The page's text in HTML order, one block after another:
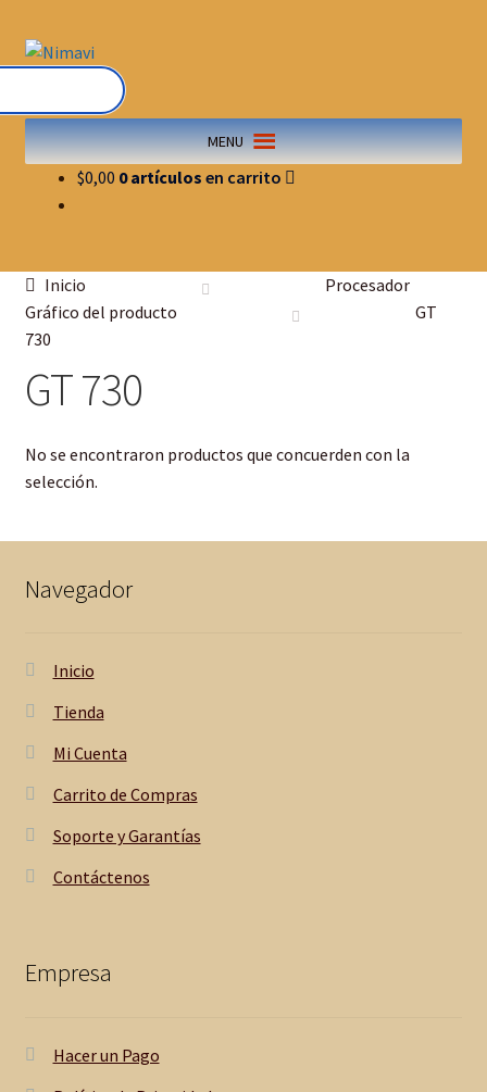
MENU
$0,00 0 artículos
Inicio
Procesador
Gráfico del producto
GT
730
GT 730
No se encontraron productos que concuerden con la
selección.
Navegador
Inicio
Tienda
Mi Cuenta
Carrito de Compras
Soporte y Garantías
Contáctenos
Empresa
Hacer un Pago